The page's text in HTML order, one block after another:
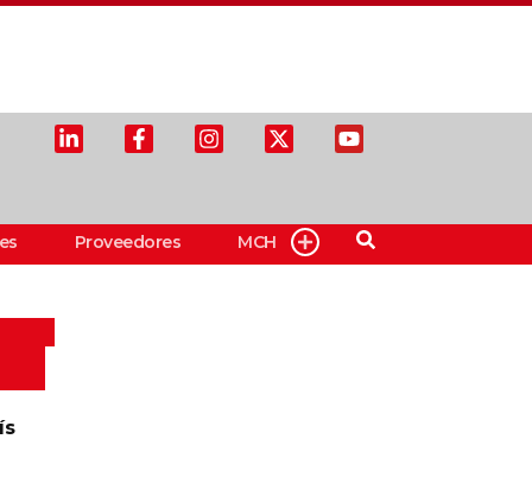
Proveedores MCH